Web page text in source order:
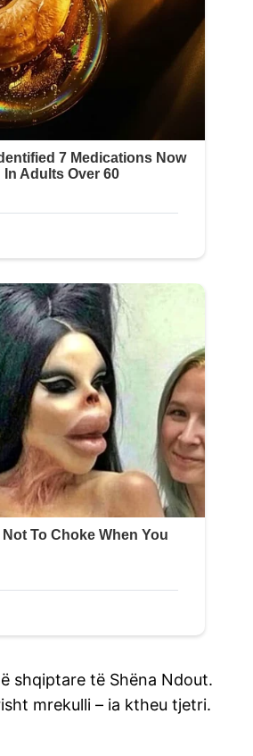
shqiptare të Shëna Ndout.
mrekulli – ia ktheu tjetri.